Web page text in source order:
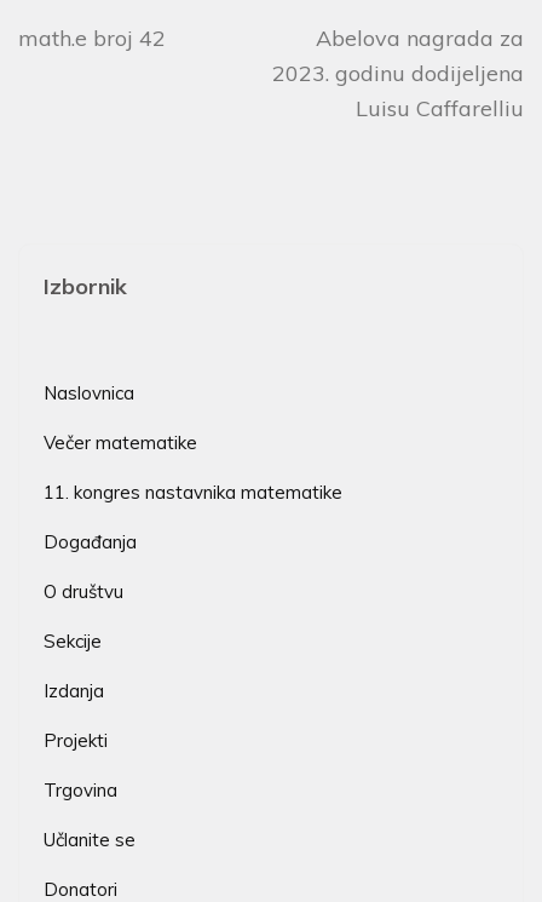
math.e broj 42
Abelova nagrada za
2023. godinu dodijeljena
Luisu Caffarelliu
Izbornik
Naslovnica
Večer matematike
11. kongres nastavnika matematike
Događanja
O društvu
Sekcije
Izdanja
Projekti
Trgovina
Učlanite se
Donatori